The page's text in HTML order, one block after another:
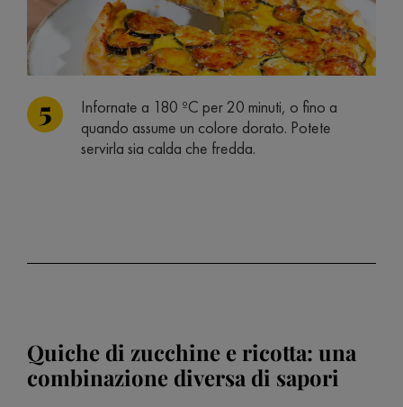
Infornate a 180 ºC per 20 minuti, o fino a
quando assume un colore dorato. Potete
servirla sia calda che fredda.
Quiche di zucchine e ricotta: una
combinazione diversa di sapori